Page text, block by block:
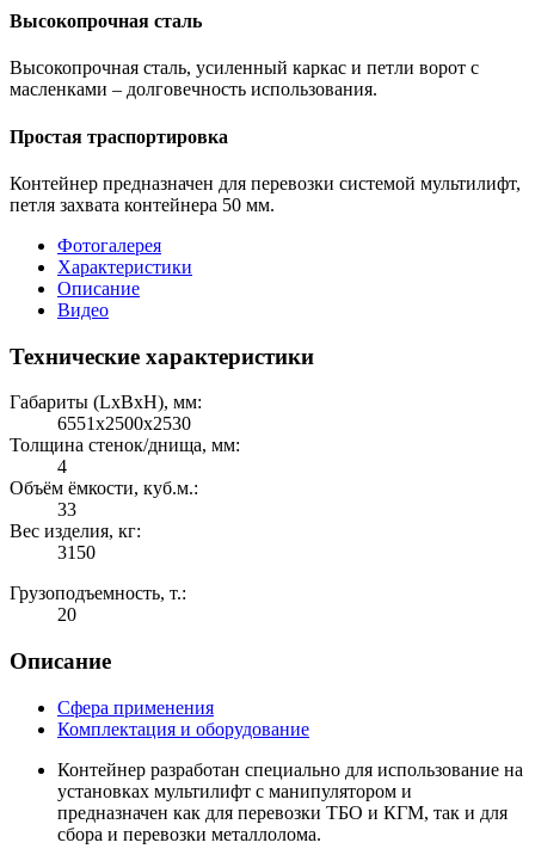
Высокопрочная сталь
Высокопрочная сталь, усиленный каркас и петли ворот с
масленками – долговечность использования.
Простая траспортировка
Контейнер предназначен для перевозки системой мультилифт,
петля захвата контейнера 50 мм.
Фотогалерея
Характеристики
Описание
Видео
Технические характеристики
Габариты (LхBхH), мм:
6551х2500х2530
Толщина стенок/днища, мм:
4
Объём ёмкости, куб.м.:
33
Вес изделия, кг:
3150
Грузоподъемность, т.:
20
Описание
Сфера применения
Комплектация и оборудование
Контейнер разработан специально для использование на
установках мультилифт с манипулятором и
предназначен как для перевозки ТБО и КГМ, так и для
сбора и перевозки металлолома.